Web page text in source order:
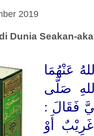
2019
Dunia Seakan-
عَنْهُمَا
صَلَّى
فَقَالَ :
أَوْ